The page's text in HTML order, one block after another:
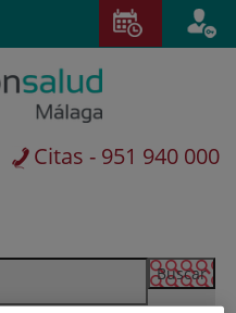
Citas - 951 940 000